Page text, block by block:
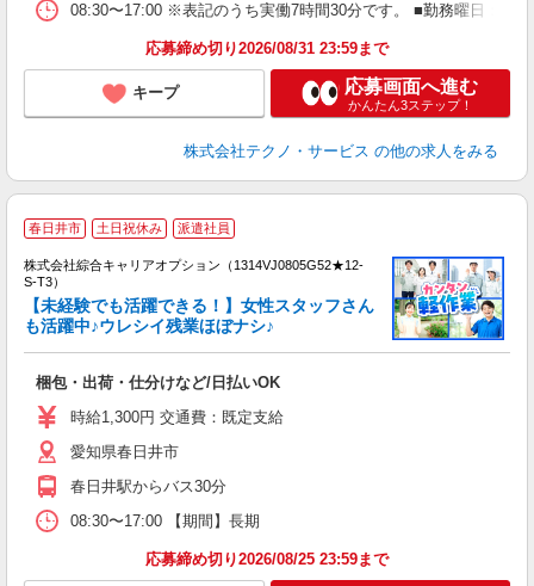
08:30〜17:00 ※表記のうち実働7時間30分です。 ■勤務曜日
応募締め切り2026/08/31 23:59まで
キープ 応募画面へ進む
かんたん3ステップ！
株式会社テクノ・サービス の他の求人をみる
春日井市 土日祝休み 派遣社員
株式会社綜合キャリアオプション（1314VJ0805G52★12-
S-T3）
【未経験でも活躍できる！】女性スタッフさん
も活躍中♪ウレシイ残業ほぼナシ♪
梱包・出荷・仕分けなど/日払いOK
時給1,300円 交通費：既定支給
愛知県春日井市
春日井駅からバス30分
08:30〜17:00 【期間】長期
応募締め切り2026/08/25 23:59まで